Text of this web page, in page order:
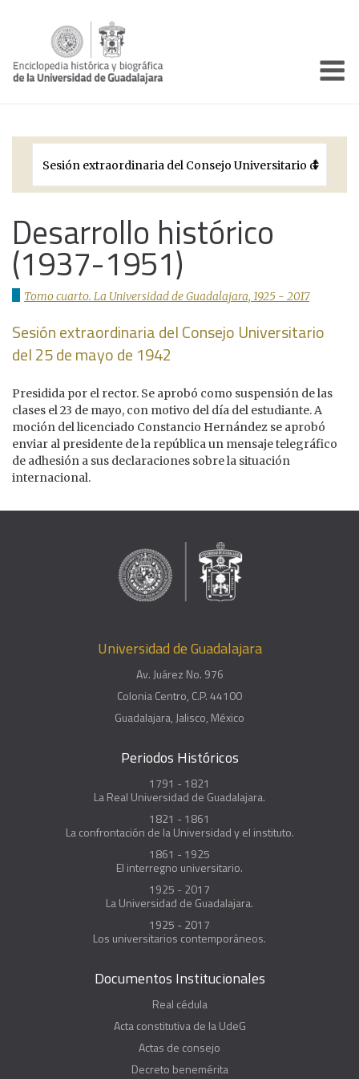
Períodos Históricos
Galería
Documentos institucionales
Desarrollo histórico
(1937-1951)
Tomo cuarto. La Universidad de Guadalajara, 1925 - 2017
Sesión extraordinaria del Consejo Universitario
del 25 de mayo de 1942
Presidida por el rector. Se aprobó como suspensión de las
clases el 23 de mayo, con motivo del día del estudiante. A
moción del licenciado Constancio Hernández se aprobó
enviar al presidente de la república un mensaje telegráfico
de adhesión a sus declaraciones sobre la situación
internacional.
Universidad de Guadalajara
Av. Juárez No. 976
Colonia Centro, C.P. 44100
Guadalajara, Jalisco, México
Periodos Históricos
1791 - 1821
La Real Universidad de Guadalajara.
1821 - 1861
La confrontación de la Universidad y el instituto.
1861 - 1925
El interregno universitario.
1925 - 2017
La Universidad de Guadalajara.
1925 - 2017
Los universitarios contemporáneos.
Documentos Institucionales
Real cédula
Acta constitutiva de la UdeG
Actas de consejo
Decreto benemérita